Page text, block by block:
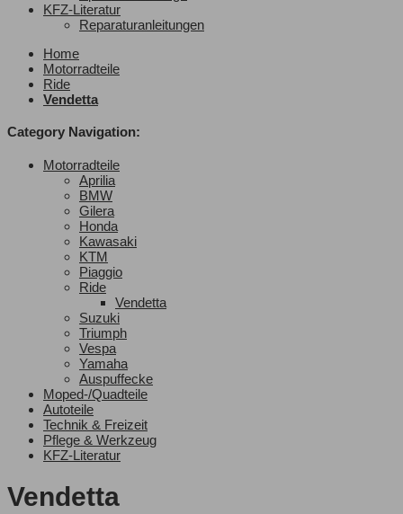
KFZ-Literatur
Reparaturanleitungen
Home
Motorradteile
Ride
Vendetta
Category Navigation:
Motorradteile
Aprilia
BMW
Gilera
Honda
Kawasaki
KTM
Piaggio
Ride
Vendetta
Suzuki
Triumph
Vespa
Yamaha
Auspuffecke
Moped-/Quadteile
Autoteile
Technik & Freizeit
Pflege & Werkzeug
KFZ-Literatur
Vendetta